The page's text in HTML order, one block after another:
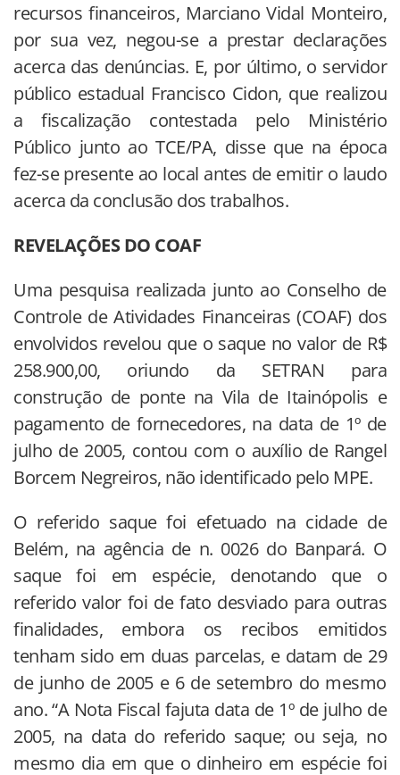
recursos financeiros, Marciano Vidal Monteiro,
por sua vez, negou-se a prestar declarações
acerca das denúncias. E, por último, o servidor
público estadual Francisco Cidon, que realizou
a fiscalização contestada pelo Ministério
Público junto ao TCE/PA, disse que na época
fez-se presente ao local antes de emitir o laudo
acerca da conclusão dos trabalhos.
REVELAÇÕES DO COAF
Uma pesquisa realizada junto ao Conselho de
Controle de Atividades Financeiras (COAF) dos
envolvidos revelou que o saque no valor de R$
258.900,00, oriundo da SETRAN para
construção de ponte na Vila de Itainópolis e
pagamento de fornecedores, na data de 1º de
julho de 2005, contou com o auxílio de Rangel
Borcem Negreiros, não identificado pelo MPE.
O referido saque foi efetuado na cidade de
Belém, na agência de n. 0026 do Banpará. O
saque foi em espécie, denotando que o
referido valor foi de fato desviado para outras
finalidades, embora os recibos emitidos
tenham sido em duas parcelas, e datam de 29
de junho de 2005 e 6 de setembro do mesmo
ano. “A Nota Fiscal fajuta data de 1º de julho de
2005, na data do referido saque; ou seja, no
mesmo dia em que o dinheiro em espécie foi